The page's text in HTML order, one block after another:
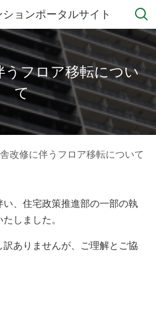
ョンポータルサイト
うフロア移転につい
て
改修に伴うフロア移転について
、住宅政策推進部の一部の執
しました。
ありませんが、ご理解とご協